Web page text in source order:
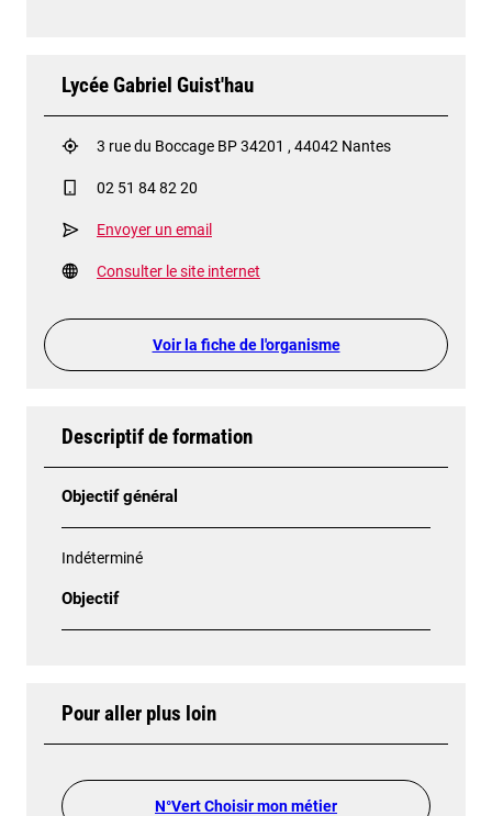
Lycée Gabriel Guist'hau
3 rue du Boccage BP 34201 , 44042 Nantes
02 51 84 82 20
Envoyer un email
Consulter le site internet
Voir la fiche de l'organisme
Descriptif de formation
Objectif général
Indéterminé
Objectif
Pour aller plus loin
N°Vert Choisir mon métier